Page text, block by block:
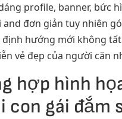
profile, banner, bức
and đơn giản tuy nhiên
định hướng mới không
vẻ đẹp của người căn
hợp hình
con gái đắm